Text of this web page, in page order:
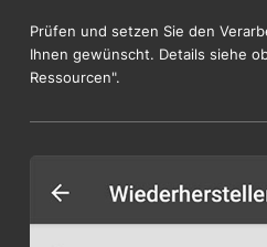
Prüfen und setzen Sie den
Ihnen gewünscht. Details siehe
Ressourcen".